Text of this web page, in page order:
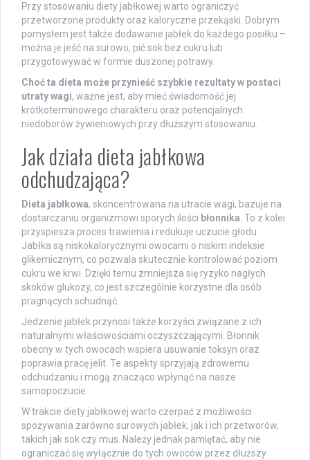
Przy stosowaniu diety jabłkowej warto ograniczyć
przetworzone produkty oraz kaloryczne przekąski. Dobrym
pomysłem jest także dodawanie jabłek do każdego posiłku –
można je jeść na surowo, pić sok bez cukru lub
przygotowywać w formie duszonej potrawy.
Choć ta dieta może przynieść szybkie rezultaty w postaci
utraty wagi, ważne jest, aby mieć świadomość jej
krótkoterminowego charakteru oraz potencjalnych
niedoborów żywieniowych przy dłuższym stosowaniu.
Jak działa dieta jabłkowa
odchudzająca?
Dieta jabłkowa, skoncentrowana na utracie wagi, bazuje na
dostarczaniu organizmowi sporych ilości błonnika . To z kolei
przyspiesza proces trawienia i redukuje uczucie głodu.
Jabłka są niskokalorycznymi owocami o niskim indeksie
glikemicznym, co pozwala skutecznie kontrolować poziom
cukru we krwi. Dzięki temu zmniejsza się ryzyko nagłych
skoków glukozy, co jest szczególnie korzystne dla osób
pragnących schudnąć.
Jedzenie jabłek przynosi także korzyści związane z ich
naturalnymi właściwościami oczyszczającymi. Błonnik
obecny w tych owocach wspiera usuwanie toksyn oraz
poprawia pracę jelit. Te aspekty sprzyjają zdrowemu
odchudzaniu i mogą znacząco wpłynąć na nasze
samopoczucie.
W trakcie diety jabłkowej warto czerpać z możliwości
spożywania zarówno surowych jabłek, jak i ich przetworów,
takich jak sok czy mus. Należy jednak pamiętać, aby nie
ograniczać się wyłącznie do tych owoców przez dłuższy